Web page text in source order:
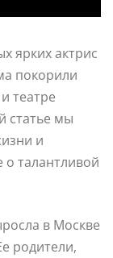
ярких актрис
покорили
театре
статье мы
и
талантливой
в Москве
родители,